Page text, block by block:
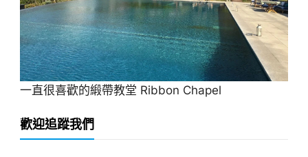
一直很喜歡的緞帶教堂 Ribbon Chapel
歡迎追蹤我們